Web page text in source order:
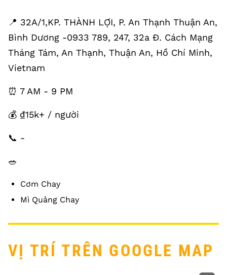
📍 32A/1,KP. THÀNH LỢI, P. An Thạnh Thuận An,
Bình Dương -0933 789, 247, 32a Đ. Cách Mạng
Tháng Tám, An Thạnh, Thuận An, Hồ Chí Minh,
Vietnam
⏰ 7 AM - 9 PM
💰 ₫15k+ / người
📞 -
🥗
Cơm Chay
Mì Quảng Chay
VỊ TRÍ TRÊN GOOGLE MAP